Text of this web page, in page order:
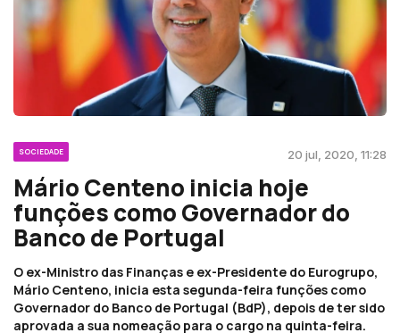
SOCIEDADE 20 jul, 2020, 11:28
Mário Centeno inicia hoje
funções como Governador do
Banco de Portugal
O ex-Ministro das Finanças e ex-Presidente do Eurogrupo,
Mário Centeno, inicia esta segunda-feira funções como
Governador do Banco de Portugal (BdP), depois de ter sido
aprovada a sua nomeação para o cargo na quinta-feira.